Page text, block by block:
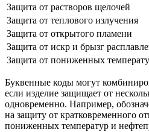
Защита от растворов щелочей
Защита от теплового излучения
Защита от открытого пламени
Защита от искр и брызг
Защита от пониженных
Буквенные коды могут
если изделие защищает от
одновременно. Например,
на защиту от кратковременного
пониженных температур и